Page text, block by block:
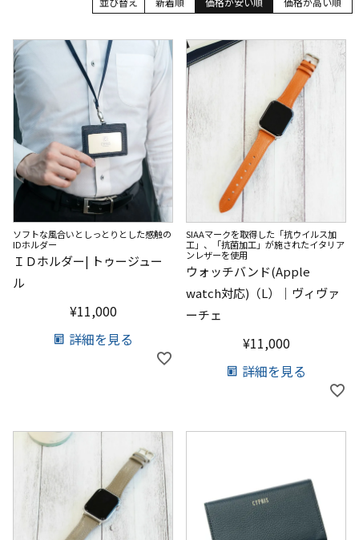
ソフトな風合いとしっとりとした感触の
IDホルダー
ＩＤホルダー| トゥージュー
ル
¥11,000
詳細を見る
SIAAマークを取得した「抗ウイルス加
工」、「抗菌加工」が施されたイタリア
ンレザーを使用
ウォッチバンド(Apple
watch対応)（L）｜ヴィヴァ
ーチェ
¥11,000
詳細を見る